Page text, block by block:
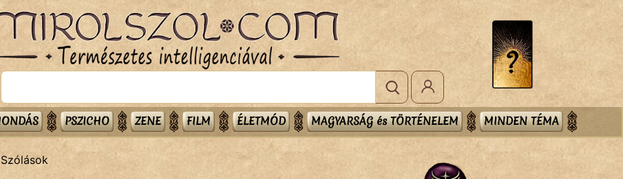
PSZICHO ZENE FILM ÉLETMÓD MAGYARSÁG és TÖRTÉNELEM MINDEN TÉMA
Szólások